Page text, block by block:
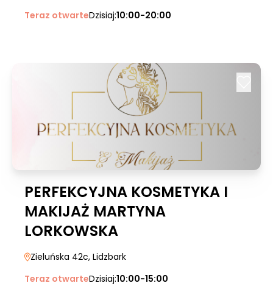
Teraz otwarteDzisiaj:10:00-20:00
PERFEKCYJNA KOSMETYKA I
MAKIJAŻ MARTYNA
LORKOWSKA
Zieluńska 42c, Lidzbark
Teraz otwarteDzisiaj:10:00-15:00